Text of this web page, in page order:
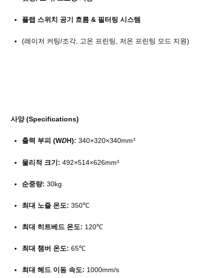
플랩 스위치 공기 흐름 & 필터링 시스템
(레이저 커팅/조각, 고온 프린팅, 저온 프린팅 모드 지원)
사양 (Specifications)
출력 부피 (WDH): 340×320×340mm³
물리적 크기: 492×514×626mm³
순중량: 30kg
최대 노즐 온도: 350℃
최대 히트베드 온도: 120℃
최대 챔버 온도: 65℃
최대 헤드 이동 속도: 1000mm/s